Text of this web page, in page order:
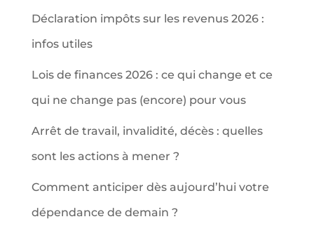
Déclaration impôts sur les revenus 2026 :
infos utiles
Lois de finances 2026 : ce qui change et ce
qui ne change pas (encore) pour vous
Arrêt de travail, invalidité, décès : quelles
sont les actions à mener ?
Comment anticiper dès aujourd’hui votre
dépendance de demain ?